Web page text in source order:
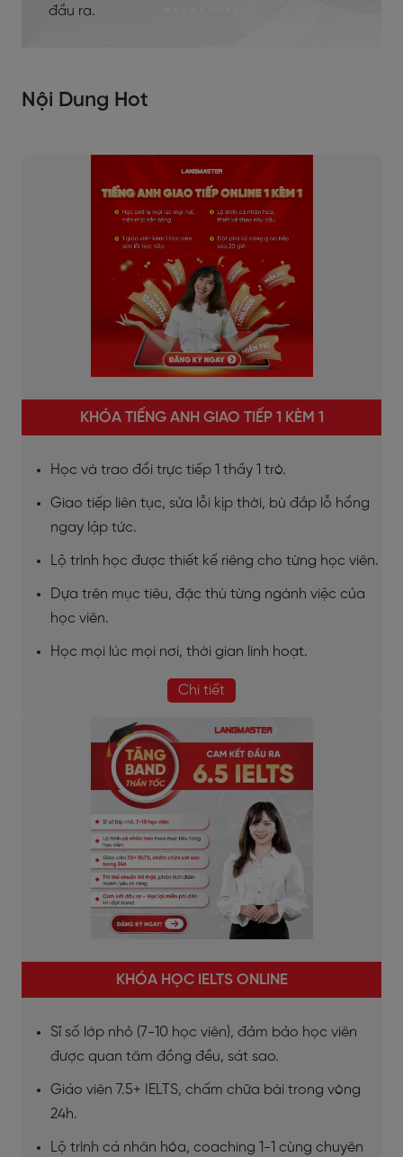
đầu ra.
Nội Dung Hot
KHÓA TIẾNG ANH GIAO TIẾP 1 KÈM 1
Học và trao đổi trực tiếp 1 thầy 1 trò.
Giao tiếp liên tục, sửa lỗi kịp thời, bù đắp lỗ hổng
ngay lập tức.
Lộ trình học được thiết kế riêng cho từng học viên.
Dựa trên mục tiêu, đặc thù từng ngành việc của
học viên.
Học mọi lúc mọi nơi, thời gian linh hoạt.
Chi tiết
KHÓA HỌC IELTS ONLINE
Sĩ số lớp nhỏ (7-10 học viên), đảm bảo học viên
được quan tâm đồng đều, sát sao.
Giáo viên 7.5+ IELTS, chấm chữa bài trong vòng
24h.
Lộ trình cá nhân hóa, coaching 1-1 cùng chuyên